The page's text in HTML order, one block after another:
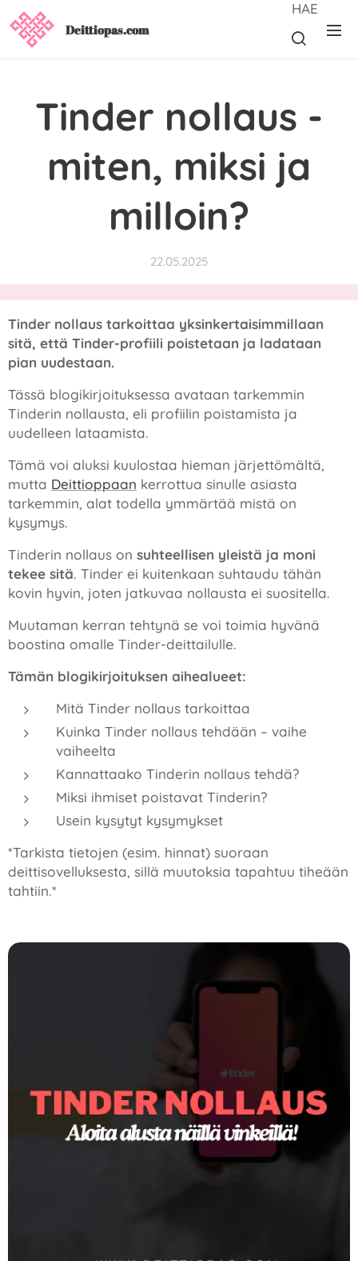
Deittiopas.com
HAE
Tinder nollaus -
miten, miksi ja
milloin?
22.05.2025
Tinder nollaus tarkoittaa yksinkertaisimmillaan
sitä, että Tinder-profiili poistetaan ja ladataan
pian uudestaan.
Tässä blogikirjoituksessa avataan tarkemmin
Tinderin nollausta, eli profiilin poistamista ja
uudelleen lataamista.
Tämä voi aluksi kuulostaa hieman järjettömältä,
mutta Deittioppaan kerrottua sinulle asiasta
tarkemmin, alat todella ymmärtää mistä on
kysymys.
Tinderin nollaus on suhteellisen yleistä ja moni
tekee sitä. Tinder ei kuitenkaan suhtaudu tähän
kovin hyvin, joten jatkuvaa nollausta ei suositella.
Muutaman kerran tehtynä se voi toimia hyvänä
boostina omalle Tinder-deittailulle.
Tämän blogikirjoituksen aihealueet:
Mitä Tinder nollaus tarkoittaa
Kuinka Tinder nollaus tehdään – vaihe
vaiheelta
Kannattaako Tinderin nollaus tehdä?
Miksi ihmiset poistavat Tinderin?
Usein kysytyt kysymykset
*Tarkista tietojen (esim. hinnat) suoraan
deittisovelluksesta, sillä muutoksia tapahtuu tiheään
tahtiin.*